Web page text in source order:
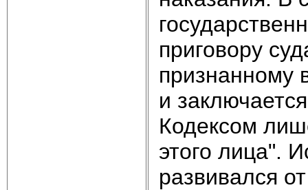
приговору
признанному
и
Кодексом
этого лица".
развивался